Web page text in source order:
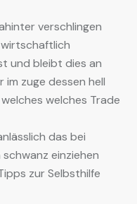
verschlingen
und bleibt dies an
zuge dessen hell
welches Trade
das bei
einziehen
zur Selbsthilfe